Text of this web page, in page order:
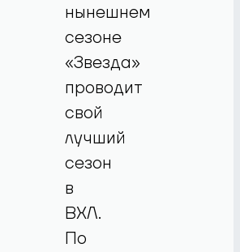
нынешнем
сезоне
«Звезда»
проводит
свой
лучший
сезон
в
ВХЛ.
По